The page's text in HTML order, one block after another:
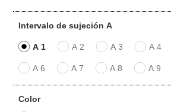
Intervalo de sujeción A
A 1 A 2 A 3 A 4
A 6 A 7 A 8 A 9
Color